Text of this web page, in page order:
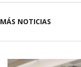
MÁS NOTICIAS